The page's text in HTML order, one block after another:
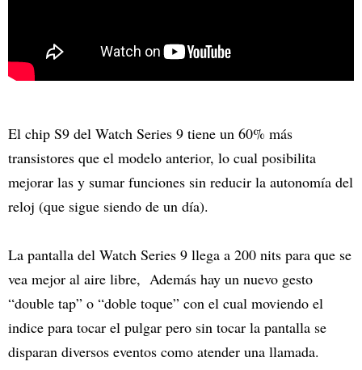
El chip S9 del Watch Series 9 tiene un 60% más
transistores que el modelo anterior, lo cual posibilita
mejorar las y sumar funciones sin reducir la autonomía del
reloj (que sigue siendo de un día).
La pantalla del Watch Series 9 llega a 200 nits para que se
vea mejor al aire libre, Además hay un nuevo gesto
“double tap” o “doble toque” con el cual moviendo el
indice para tocar el pulgar pero sin tocar la pantalla se
disparan diversos eventos como atender una llamada.